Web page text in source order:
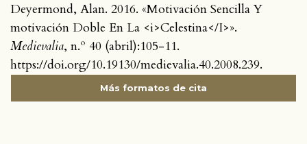
Deyermond, Alan. 2016. «Motivación Sencilla Y
motivación Doble En La <i>Celestina</I>».
Medievalia, n.º 40 (abril):105-11.
https://doi.org/10.19130/medievalia.40.2008.239.
Más formatos de cita